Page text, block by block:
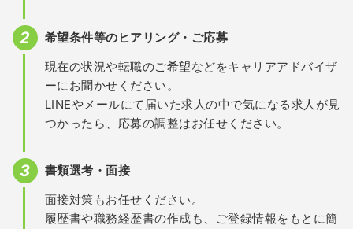
希望条件等のヒアリング・ご応募
現在の状況や転職のご希望などをキャリアアドバイザ
ーにお聞かせください。
LINEやメールにて届いた求人の中で気になる求人が見
つかったら、応募の調整はお任せください。
書類選考・面接
面接対策もお任せください。
履歴書や職務経歴書の作成も、ご登録情報をもとに簡